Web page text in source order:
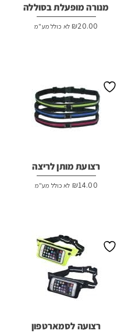
מנורה מופעלת בסוללה
₪20.00 לא כולל מע"מ
רצועת מותן לריצה
₪14.00 לא כולל מע"מ
רצועה לסמארטפון